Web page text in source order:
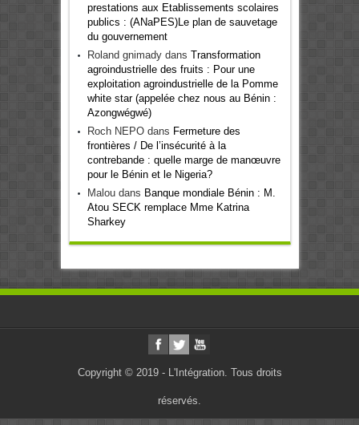
prestations aux Etablissements scolaires
publics : (ANaPES)Le plan de sauvetage
du gouvernement
Roland gnimadydans Transformation
agroindustrielle des fruits : Pour une
exploitation agroindustrielle de la Pomme
white star (appelée chez nous au Bénin :
Azongwégwé)
Roch NEPOdans Fermeture des
frontières / De l’insécurité à la
contrebande : quelle marge de manœuvre
pour le Bénin et le Nigeria?
Maloudans Banque mondiale Bénin : M.
Atou SECK remplace Mme Katrina
Sharkey
Copyright © 2019 - L'Intégration. Tous droits
réservés.